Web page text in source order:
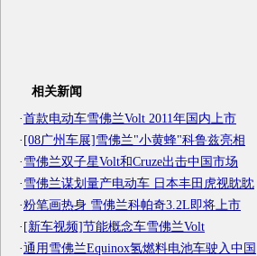
相关新闻
·首款电动车雪佛兰Volt 2011年国内上市
·[08广州车展]雪佛兰"小黄蜂"科鲁兹亮相
·雪佛兰双子星Volt和Cruze出击中国市场
·雪佛兰谋划量产电动车 日本丰田虎视眈眈
·粉笔画热身 雪佛兰科帕奇3.2L即将上市
·[新车视频]节能概念车雪佛兰Volt
·通用雪佛兰Equinox氢燃料电池车驶入中国